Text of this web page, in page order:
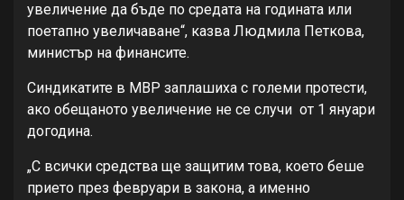
увеличение да бъде по средата на годината или
поетапно увеличаване“, казва Людмила Петкова,
министър на финансите.
Синдикатите в МВР заплашиха с големи протести,
ако обещаното увеличение не се случи от 1 януари
догодина.
„С всички средства ще защитим това, което беше
прието през февруари в закона, а именно